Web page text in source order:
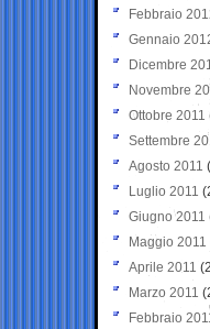
Febbraio
Gennaio
Dicembre
Novembre
Ottobre 2011
Settembre
Agosto 2011
Luglio 2011
Giugno 2011
Maggio 2011
Aprile 2011
Marzo 2011
Febbraio